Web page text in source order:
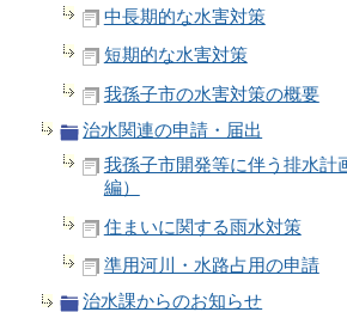
中長期的な水害対策
短期的な水害対策
我孫子市の水害対策の概要
治水関連の申請・届出
我孫子市開発等に伴う排水計
編）
住まいに関する雨水対策
準用河川・水路占用の申請
治水課からのお知らせ